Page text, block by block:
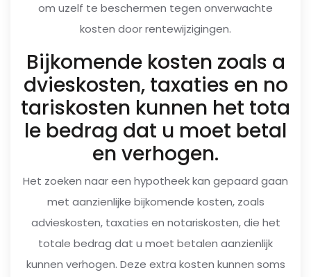
om uzelf te beschermen tegen onverwachte
kosten door rentewijzigingen.
Bijkomende kosten zoals a
dvieskosten, taxaties en no
tariskosten kunnen het tota
le bedrag dat u moet betal
en verhogen.
Het zoeken naar een hypotheek kan gepaard gaan
met aanzienlijke bijkomende kosten, zoals
advieskosten, taxaties en notariskosten, die het
totale bedrag dat u moet betalen aanzienlijk
kunnen verhogen. Deze extra kosten kunnen soms